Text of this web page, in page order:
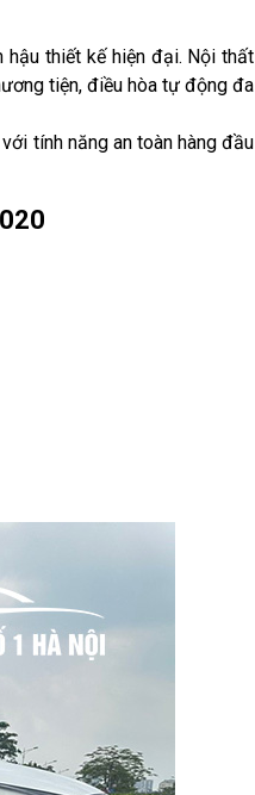
thiết kế hiện đại. Nội thất
tiện, điều hòa tự động đa
tính năng an toàn hàng đầu